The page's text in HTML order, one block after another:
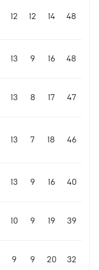
12 12 14 48
13 9 16 48
13 8 17 47
13 7 18 46
13 9 16 40
10 9 19 39
9 9 20 32